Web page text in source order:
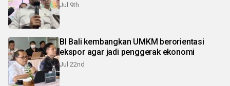
Jul 9th
BI Bali kembangkan UMKM berorientasi
ekspor agar jadi penggerak ekonomi
Jul 22nd